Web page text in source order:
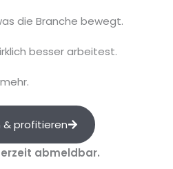
24 Stunden Gastlichkeit
Burger Special 2026 – Ideen,
und Konzepte für die
Das neue multimediale und
interaktive Burger Special 2026
die Branche bewegt.
besser arbeitest.
& profitieren
abmeldbar.